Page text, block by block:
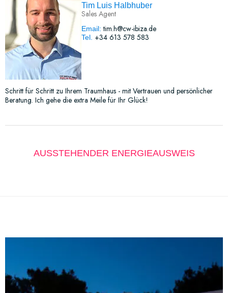
Tim Luis Halbhuber
Sales Agent
Email: tim.h@cw-ibiza.de
Tel. +34 613 578 583
Schritt für Schritt zu Ihrem Traumhaus - mit Vertrauen und persönlicher
Beratung. Ich gehe die extra Meile für Ihr Glück!
AUSSTEHENDER ENERGIEAUSWEIS